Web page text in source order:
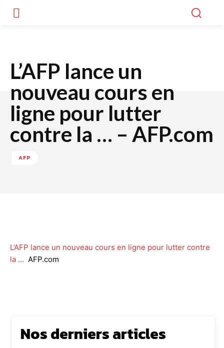
L’AFP lance un
nouveau cours en
ligne pour lutter
contre la … – AFP.com
AFP
L’AFP lance un nouveau cours en ligne pour lutter contre
la … AFP.com
Nos derniers articles